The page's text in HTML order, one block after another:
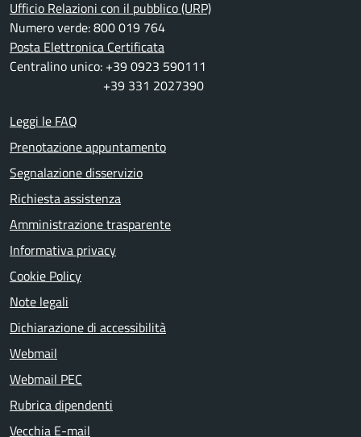
Ufficio Relazioni con il pubblico (URP)
Numero verde: 800 019 764
Posta Elettronica Certificata
Centralino unico: +39 0923 590111
+39 331 2027390
Leggi le FAQ
Prenotazione appuntamento
Segnalazione disservizio
Richiesta assistenza
Amministrazione trasparente
Informativa privacy
Cookie Policy
Note legali
Dichiarazione di accessibilità
Webmail
Webmail PEC
Rubrica dipendenti
Vecchia E-mail